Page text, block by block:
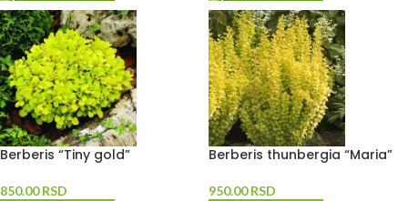
Berberis “Tiny gold”
850.00RSD
Berberis thunbergia “Maria”
950.00RSD